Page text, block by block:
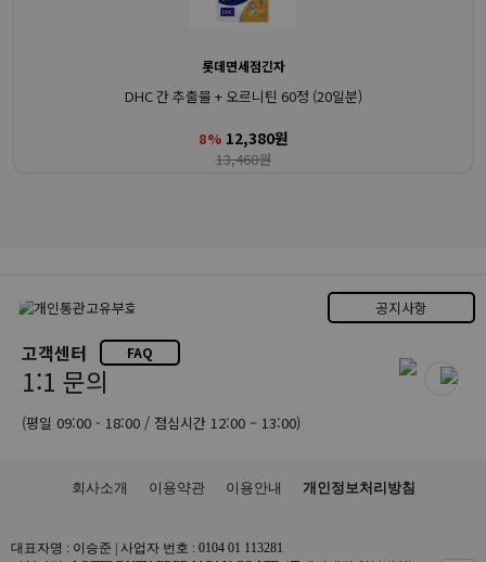
롯데면세점긴자
DHC 간 추출물 + 오르니틴 60정 (20일분)
8% 12,380원
13,460원
공지사항
고객센터 FAQ
1:1 문의
(평일 09:00 - 18:00 / 점심시간 12:00 – 13:00)
회사소개 이용약관 이용안내 개인정보처리방침
대표자명 : 이승준 | 사업자 번호 : 0104 01 113281